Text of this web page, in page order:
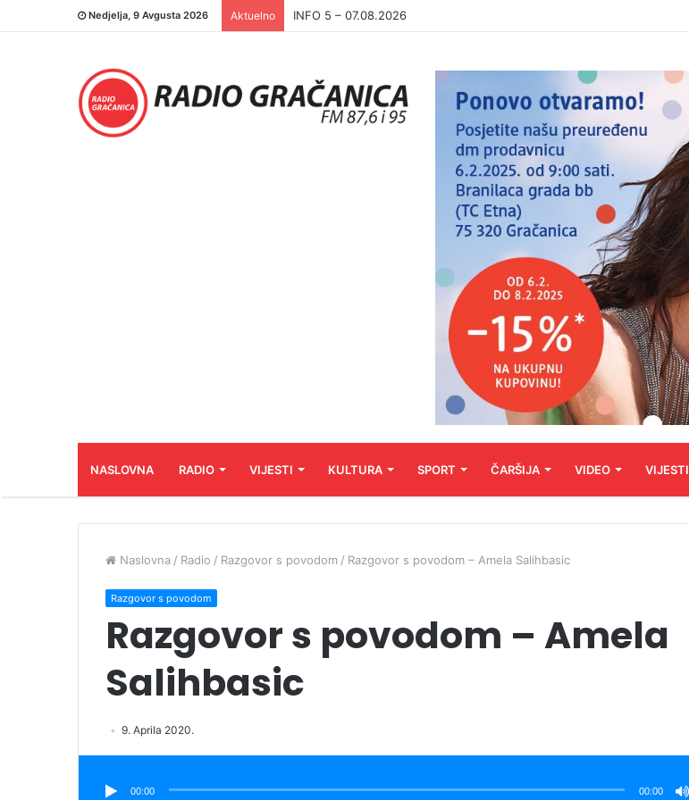
Nedjelja, 9 Avgusta 2026 Aktuelno INFO 5 – 06.08.2026.
NASLOVNA RADIO VIJESTI KULTURA SPORT ČARŠIJA VIDEO VIJESTI
Naslovna / Radio / Razgovor s povodom / Razgovor s povodom – Amela Salihbasic
Razgovor s povodom
Razgovor s povodom – Amela
Salihbasic
9. Aprila 2020.
00:00 00:00